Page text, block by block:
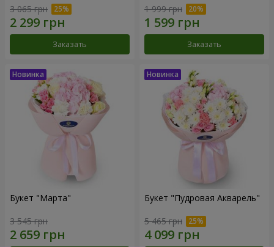
3 065 грн
Заказать
1 999 грн
Заказать
Букет "Марта"
3 545 грн
Букет "Пудровая Акварель"
5 465 грн